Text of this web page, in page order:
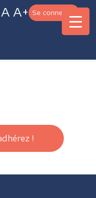
A A+ Se connecter
!